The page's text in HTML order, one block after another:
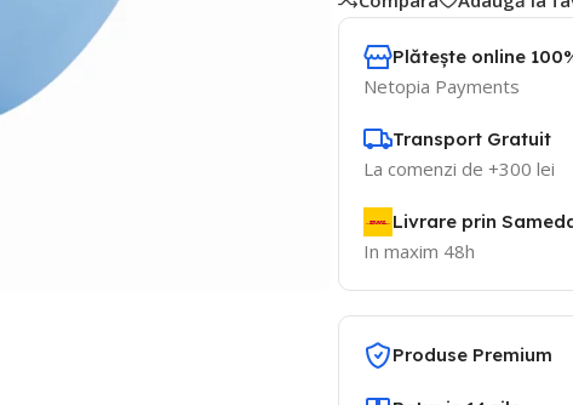
Plătește online
Netopia Payments
Transport Gratuit
La comenzi de +300 lei
Livrare prin
In maxim 48h
Produse Premium